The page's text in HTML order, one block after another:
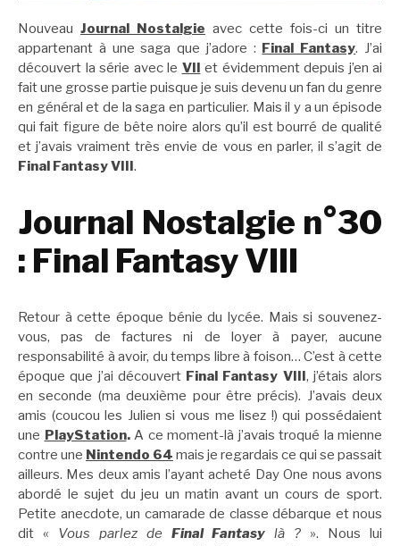
Nouveau Journal Nostalgie avec cette fois-ci un titre
appartenant à une saga que j’adore : Final Fantasy. J’ai
découvert la série avec le VII
et évidemment depuis j’en ai
fait une grosse partie puisque je suis devenu un fan du genre
en général et de la saga en particulier. Mais il y a un épisode
qui fait figure de bête noire alors qu’il est bourré de qualité
et j’avais vraiment très envie de vous en parler, il s’agit de
Final Fantasy VIII .
Journal Nostalgie n°30
: Final Fantasy VIII
Retour à cette époque bénie du lycée. Mais si souvenez-
vous, pas de factures ni de loyer à payer, aucune
responsabilité à avoir, du temps libre à foison… C’est à cette
époque que j’ai découvert Final Fantasy VIII, j’étais alors
en seconde (ma deuxième pour être précis). J’avais deux
amis (coucou les Julien si vous me lisez !) qui possédaient
une PlayStation. A ce moment-là j’avais troqué la mienne
contre une Nintendo 64 mais je regardais ce qui se passait
ailleurs. Mes deux amis l’ayant acheté Day One nous avons
abordé le sujet du jeu un matin avant un cours de sport.
Petite anecdote, un camarade de classe débarque et nous
dit « Vous parlez de Final Fantasylà ? ». Nous lui